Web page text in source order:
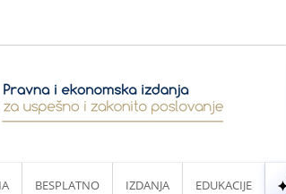
BESPLATNO IZDANJA EDUKACIJE